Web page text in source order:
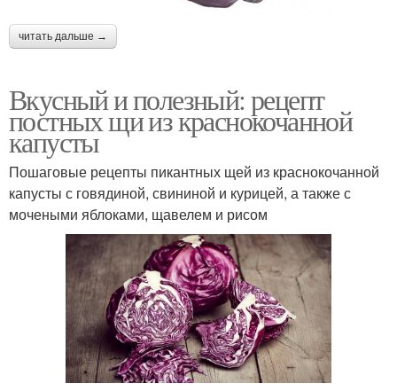
читать дальше →
Вкусный и полезный: рецепт
постных щи из краснокочанной
капусты
Пошаговые рецепты пикантных щей из краснокочанной
капусты с говядиной, свининой и курицей, а также с
мочеными яблоками, щавелем и рисом